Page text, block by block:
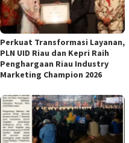
Perkuat Transformasi Layanan,
PLN UID Riau dan Kepri Raih
Penghargaan Riau Industry
Marketing Champion 2026